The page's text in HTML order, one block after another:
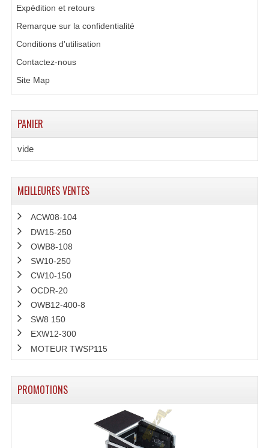
Expédition et retours
Remarque sur la confidentialité
Conditions d'utilisation
Contactez-nous
Site Map
PANIER
vide
MEILLEURES VENTES
ACW08-104
DW15-250
OWB8-108
SW10-250
CW10-150
OCDR-20
OWB12-400-8
SW8 150
EXW12-300
MOTEUR TWSP115
PROMOTIONS